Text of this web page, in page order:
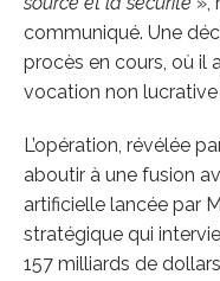
communiqué. Une
procès en cours, où il
vocation non lucrative
L’opération, révélée
aboutir à une fusion
artificielle lancée par
stratégique qui
157 milliards de